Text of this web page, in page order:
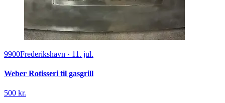
9900Frederikshavn · 11. jul.
Weber Rotisseri til gasgrill
500 kr.